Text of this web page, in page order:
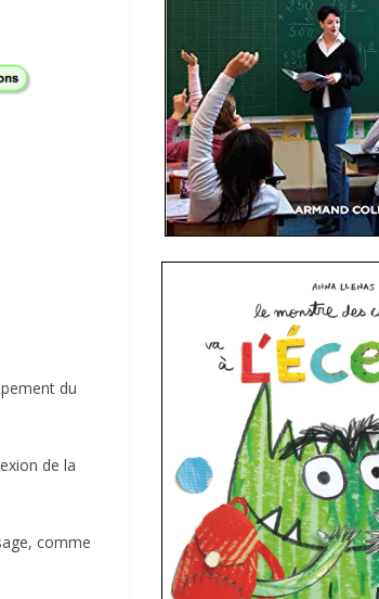
du
de la
comme